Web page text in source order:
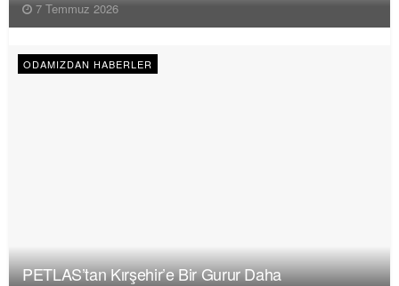
7 Temmuz 2026
ODAMIZDAN HABERLER
PETLAS’tan Kırşehir’e Bir Gurur Daha